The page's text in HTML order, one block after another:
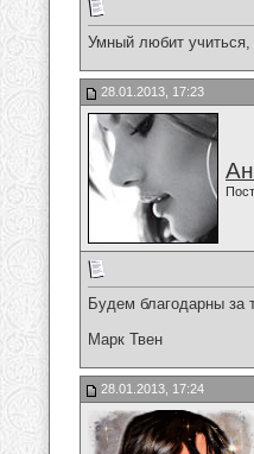
Умный любит учиться,
28.01.2013, 17:23
Будем благодарны за
Марк Твен
28.01.2013, 17:24